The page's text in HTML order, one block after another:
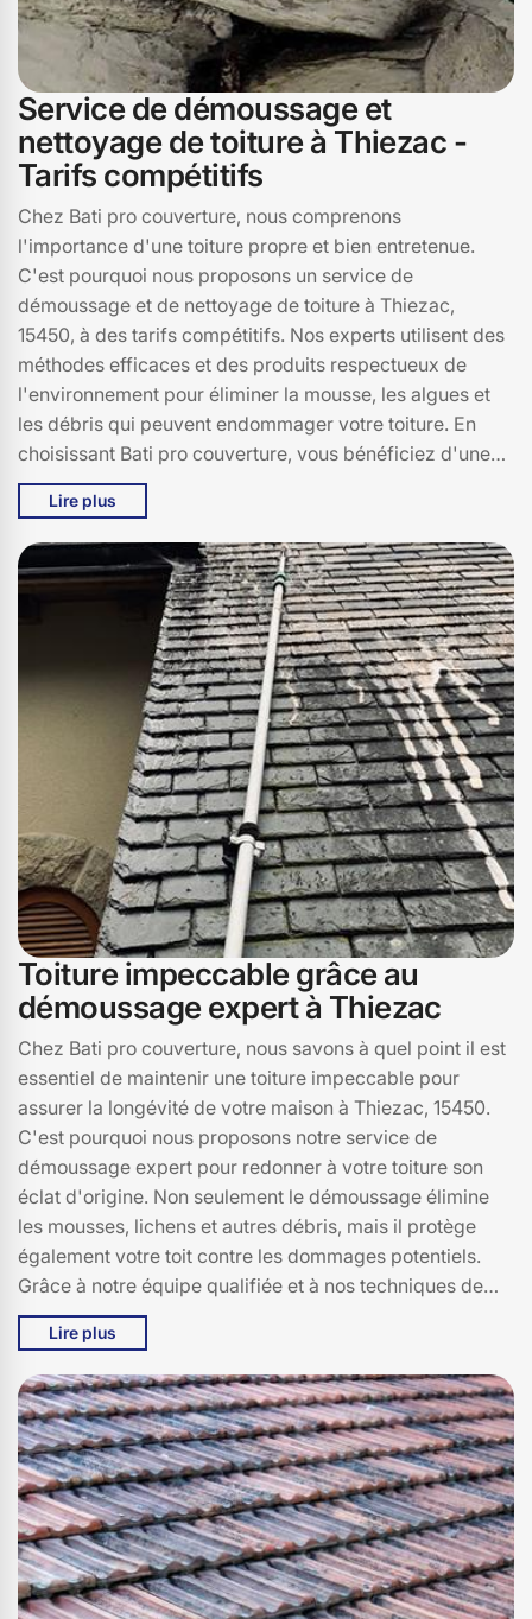
Service de démoussage et
nettoyage de toiture à Thiezac -
Tarifs compétitifs
Chez Bati pro couverture, nous comprenons
l'importance d'une toiture propre et bien entretenue.
C'est pourquoi nous proposons un service de
démoussage et de nettoyage de toiture à Thiezac,
15450, à des tarifs compétitifs. Nos experts utilisent des
méthodes efficaces et des produits respectueux de
l'environnement pour éliminer la mousse, les algues et
les débris qui peuvent endommager votre toiture. En
choisissant Bati pro couverture, vous bénéficiez d'une
toiture plus belle et plus durable, tout en augmentant la
valeur de votre bien immobilier. Nos interventions à
Thiezac sont rapides, sécurisées et adaptées à tous
types de toitures, qu'elles soient en tuiles, en ardoises ou
en zinc. Faites confiance à Bati pro couverture pour un
service de qualité et des résultats impeccables.
Contactez-nous dès aujourd'hui pour un devis gratuit et
découvrez pourquoi nous sommes le choix numéro un
en démoussage et nettoyage de toiture à Thiezac,
Lire plus
Toiture impeccable grâce au
démoussage expert à Thiezac
Chez Bati pro couverture, nous savons à quel point il est
essentiel de maintenir une toiture impeccable pour
assurer la longévité de votre maison à Thiezac, 15450.
C'est pourquoi nous proposons notre service de
démoussage expert pour redonner à votre toiture son
éclat d'origine. Non seulement le démoussage élimine
les mousses, lichens et autres débris, mais il protège
également votre toit contre les dommages potentiels.
Grâce à notre équipe qualifiée et à nos techniques de
pointe, nous garantissons une toiture propre, robuste et
esthétiquement plaisante. Vous serez surpris de voir à
quel point votre maison peut retrouver son éclat avec un
toit entretenu. Faites confiance à Bati pro couverture
pour un démoussage à Thiezac, 15450 qui non
seulement embellit votre maison mais assure également
sa durabilité. Redonnez à votre toit la protection et la
beauté qu'il mérite grâce à notre expertise
professionnelle.
Lire plus